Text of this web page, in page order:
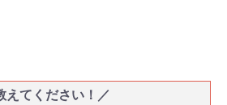
えてください！／